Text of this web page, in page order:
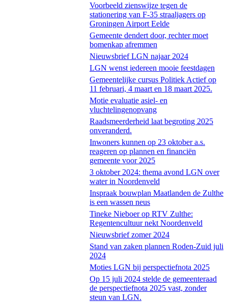
Voorbeeld zienswijze tegen de
stationering van F-35 straaljagers op
Groningen Airport Eelde
Gemeente dendert door, rechter moet
bomenkap afremmen
Nieuwsbrief LGN najaar 2024
LGN wenst iedereen mooie feestdagen
Gemeentelijke cursus Politiek Actief op
11 februari, 4 maart en 18 maart 2025.
Motie evaluatie asiel- en
vluchtelingenopvang
Raadsmeerderheid laat begroting 2025
onveranderd.
Inwoners kunnen op 23 oktober a.s.
reageren op plannen en financiën
gemeente voor 2025
3 oktober 2024: thema avond LGN over
water in Noordenveld
Inspraak bouwplan Maatlanden de Zulthe
is een wassen neus
Tineke Nieboer op RTV Zulthe:
Regentencultuur nekt Noordenveld
Nieuwsbrief zomer 2024
Stand van zaken plannen Roden-Zuid juli
2024
Moties LGN bij perspectiefnota 2025
Op 15 juli 2024 stelde de gemeenteraad
de perspectiefnota 2025 vast, zonder
steun van LGN.